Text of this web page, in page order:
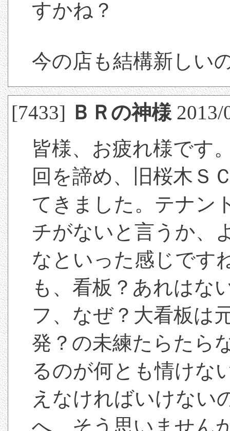
すかね？
今の店も結構新しい
[7433] ＢＲの神様 2013/
皆様、お疲れ様です
回を諦め、旧桜木Ｓ
てきました。テナン
チがないと言うか、
なといった感じです
も、看板？あれはな
フ、なぜ？大看板は
発？の未練たらたら
るのが何とも情けな
えなければいけない
へ、そう思いません